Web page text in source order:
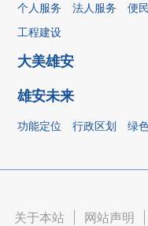
个人服务 法人服务 便
工程建设
大美雄安
雄安未来
功能定位 行政区划 绿
关于本站 网站声明